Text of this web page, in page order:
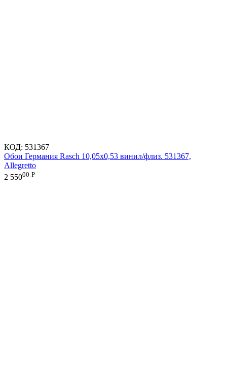
КОД: 531367
Обои Германия Rasch 10,05x0,53 винил/флиз. 531367,
Allegretto
2 55000 Р